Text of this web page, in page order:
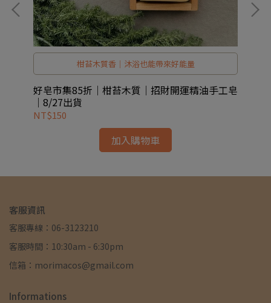
柑苔木質香｜沐浴也能帶來好能量
好皂市集85折｜柑苔木質｜招財開運精油手工皂
｜8/27出貨
NT$150
加入購物車
客服資訊
客服專線：06-3123210
客服時間：10:30am - 6:30pm
信箱：morimacos@gmail.com
Informations